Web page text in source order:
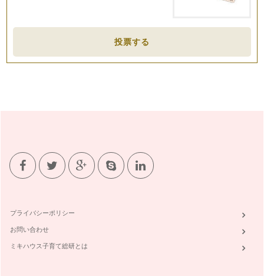
投票する
プライバシーポリシー
お問い合わせ
ミキハウス子育て総研とは